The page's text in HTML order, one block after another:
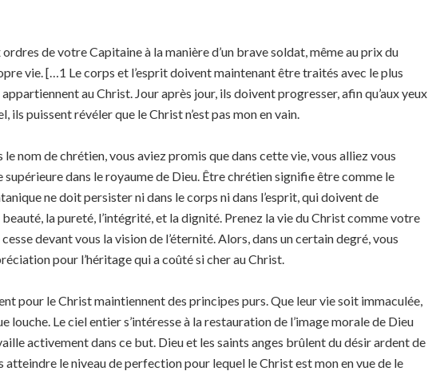
de votre Capitaine à la manière d’un brave soldat, même au prix du
vie. […1 Le corps et l’esprit doivent maintenant être traités avec le plus
au Christ. Jour après jour, ils doivent progresser, afin qu’aux yeux
ils puissent révéler que le Christ n’est pas mon en vain.
le nom de chrétien, vous aviez promis que dans cette vie, vous alliez vous
supérieure dans le royaume de Dieu. Être chrétien signifie être comme le
ne doit persister ni dans le corps ni dans l’esprit, qui doivent de
la pureté, l’intégrité, et la dignité. Prenez la vie du Christ comme votre
devant vous la vision de l’éternité. Alors, dans un certain degré, vous
pour l’héritage qui a coûté si cher au Christ.
pour le Christ maintiennent des principes purs. Que leur vie soit immaculée,
louche. Le ciel entier s’intéresse à la restauration de l’image morale de Dieu
activement dans ce but. Dieu et les saints anges brûlent du désir ardent de
atteindre le niveau de perfection pour lequel le Christ est mon en vue de le